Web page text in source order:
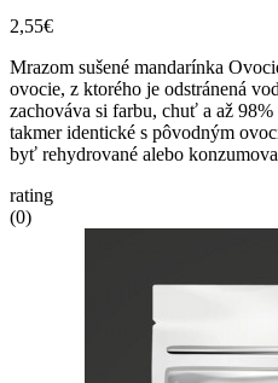
2,55€
Mrazom sušené mandarínka
ovocie, z ktorého je odstránená
zachováva si farbu, chuť a až
takmer identické s pôvodným
byť rehydrované alebo
rating
(0)